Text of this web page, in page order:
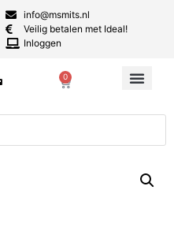
info@msmits.nl
Veilig betalen met Ideal!
Inloggen
0